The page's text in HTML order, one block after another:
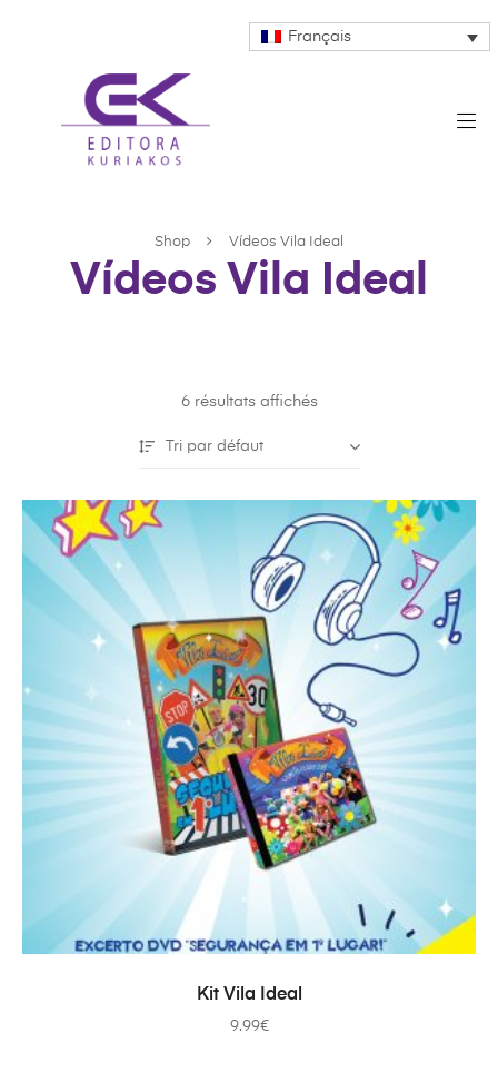
Français
Shop Vídeos Vila Ideal
Vídeos Vila Ideal
6 résultats affichés
Tri par défaut
AJOUTER AU PANIER
Kit Vila Ideal
9.99€